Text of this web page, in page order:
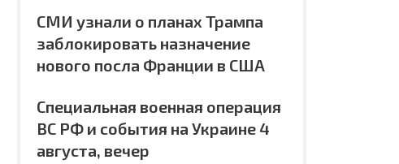
СМИ узнали о планах Трампа
заблокировать назначение
нового посла Франции в США
Специальная военная операция
ВС РФ и события на Украине 4
августа, вечер